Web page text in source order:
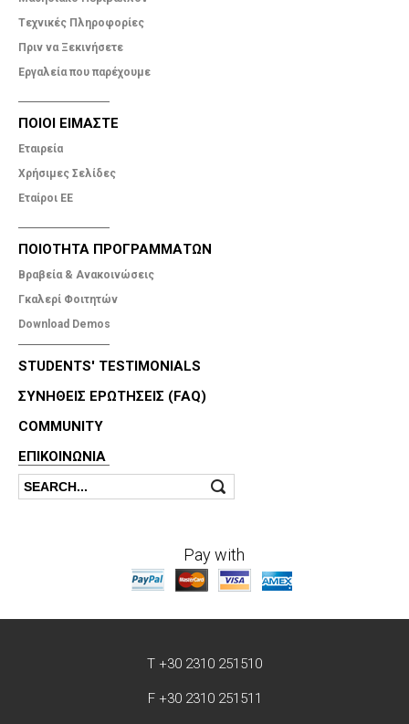
Tεχνικές Πληροφορίες
Πριν να Ξεκινήσετε
Εργαλεία που παρέχουμε
ΠΟΙΟΙ ΕΙΜΑΣΤΕ
Εταιρεία
Χρήσιμες Σελίδες
Εταίροι ΕΕ
ΠΟΙΟΤΗΤΑ ΠΡΟΓΡΑΜΜΑΤΩΝ
Βραβεία & Ανακοινώσεις
Γκαλερί Φοιτητών
Download Demos
STUDENTS' TESTIMONIALS
ΣΥΝΗΘΕΙΣ ΕΡΩΤΗΣΕΙΣ (FAQ)
COMMUNITY
ΕΠΙΚΟΙΝΩΝΊΑ
Search form
Search
Pay with
T +30 2310 251510
F +30 2310 251511